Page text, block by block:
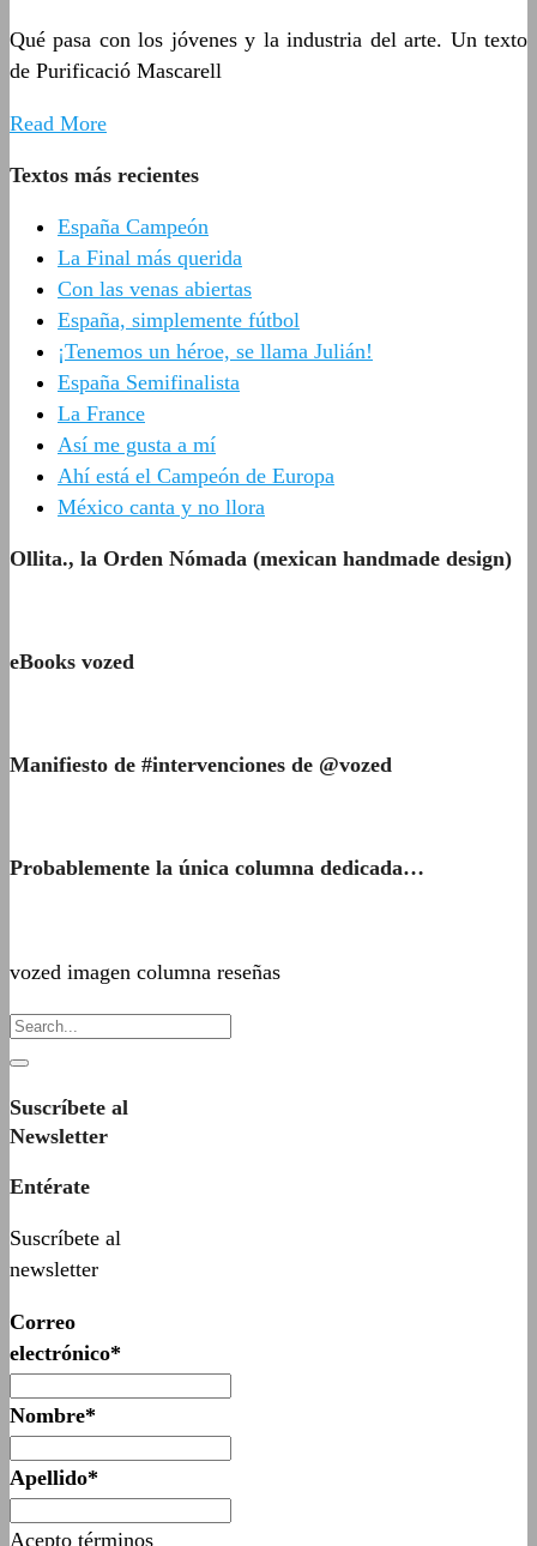
Qué pasa con los jóvenes y la industria del arte. Un texto
de Purificació Mascarell
Read More
Textos más recientes
España Campeón
La Final más querida
Con las venas abiertas
España, simplemente fútbol
¡Tenemos un héroe, se llama Julián!
España Semifinalista
La France
Así me gusta a mí
Ahí está el Campeón de Europa
México canta y no llora
Ollita., la Orden Nómada (mexican handmade design)
eBooks vozed
Manifiesto de #intervenciones de @vozed
Probablemente la única columna dedicada…
vozed imagen columna reseñas
Suscríbete al
Newsletter
Entérate
Suscríbete al
newsletter
Correo
electrónico*
Nombre*
Apellido*
Acepto términos